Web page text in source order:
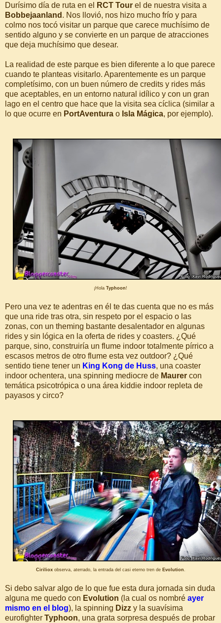
Durísimo día de ruta en el RCT Tour el de nuestra visita a
Bobbejaanland . Nos llovió, nos hizo mucho frío y para
colmo nos tocó visitar un parque que carece muchísimo de
sentido alguno y se convierte en un parque de atracciones
que deja muchísimo que desear.
La realidad de este parque es bien diferente a lo que parece
cuando te planteas visitarlo. Aparentemente es un parque
completísimo, con un buen número de credits y rides más
que aceptables, en un entorno natural idílico y con un gran
lago en el centro que hace que la visita sea cíclica (similar a
lo que ocurre en PortAventura o Isla Mágica, por ejemplo).
¡Hola Typhoon!
Pero una vez te adentras en él te das cuenta que no es más
que una ride tras otra, sin respeto por el espacio o las
zonas, con un theming bastante desalentador en algunas
rides y sin lógica en la oferta de rides y coasters. ¿Qué
parque, sino, construiría un flume indoor totalmente pírrico a
escasos metros de otro flume esta vez outdoor? ¿Qué
sentido tiene tener un King Kong de Huss, una coaster
indoor ochentera, una spinning mediocre de Maurer con
temática psicotrópica o una área kiddie indoor repleta de
payasos y circo?
Cirilioxobserva, aterrado, la entrada del casi eterno tren de Evolution.
Si debo salvar algo de lo que fue esta dura jornada sin duda
alguna me quedo con Evolution (la cual os nombré ayer
mismo en el blog), la spinning Dizz y la suavísima
eurofighter Typhoon, una grata sorpresa después de probar